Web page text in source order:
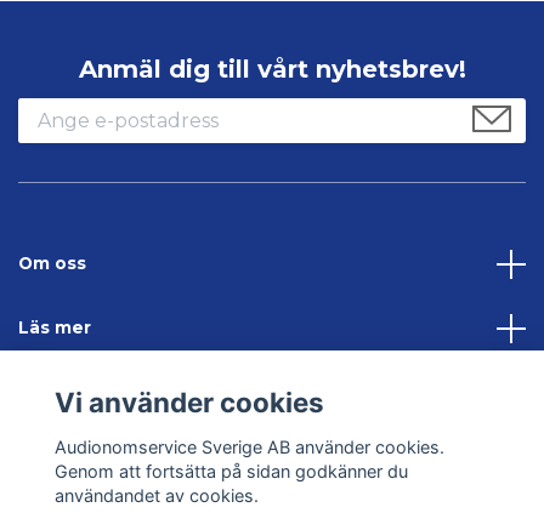
Anmäl dig till vårt nyhetsbrev!
Om oss
Läs mer
Sociala medier
Kontakta oss
Vi använder cookies
Audionomservice Sverige AB använder cookies.
Genom att fortsätta på sidan godkänner du
användandet av cookies.